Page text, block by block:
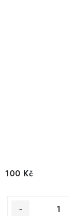
100 Kč